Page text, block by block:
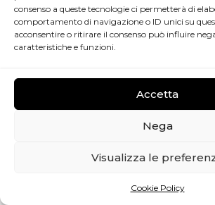
consenso a queste tecnologie ci permetterà di
comportamento di navigazione o ID unici su
acconsentire o ritirare il consenso può influire
caratteristiche e funzioni.
Accetta
Nega
Visualizza le
Cookie Policy
Gestisci consenso